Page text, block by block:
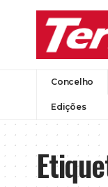
Concelho
Edições